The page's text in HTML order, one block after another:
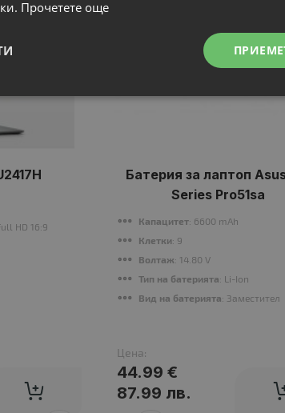
HD 16:9
Батерия за лаптоп
Series Pro51sa
Капацитет: 6600 mAh
Клетки: 9
Волтаж: 14.80 V
Тип на батерията: Li-Ion
Вид на батерията: Заместител
Цена:
44.99 €
87.99 лв.
Прочетете още